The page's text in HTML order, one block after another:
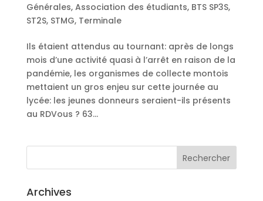
Générales, Association des étudiants, BTS SP3S,
ST2S, STMG, Terminale
Ils étaient attendus au tournant: après de longs
mois d’une activité quasi à l’arrêt en raison de la
pandémie, les organismes de collecte montois
mettaient un gros enjeu sur cette journée au
lycée: les jeunes donneurs seraient-ils présents
au RDVous ? 63...
Archives